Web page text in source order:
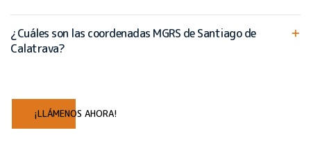
¿Cuáles son las coordenadas MGRS de Santiago de
Calatrava?
¡LLÁMENOS AHORA!